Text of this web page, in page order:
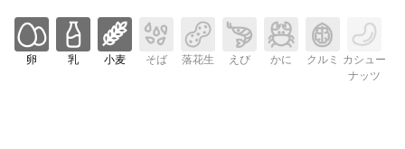
卵 乳 小麦 そば 落花生 えび かに クルミ カシュー
ナッツ